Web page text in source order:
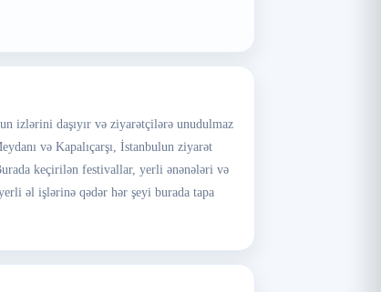
izlərini daşıyır və ziyarətçilərə unudulmaz
və Kapalıçarşı, İstanbulun ziyarət
keçirilən festivallar, yerli ənənələri və
əl işlərinə qədər hər şeyi burada tapa